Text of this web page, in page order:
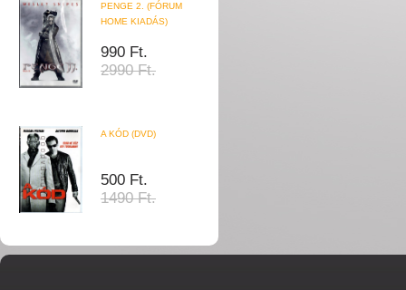
PENGE 2. (FÓRUM
HOME KIADÁS)
990 Ft.
2990 Ft.
A KÓD (DVD)
500 Ft.
1490 Ft.